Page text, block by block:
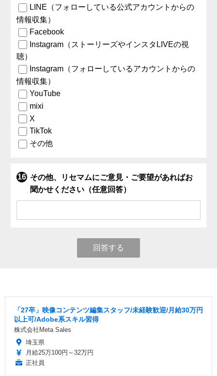
LINE（フォローしている公式アカウントからの
情報収集）
Facebook
Instagram（ストーリーズやインスタLIVEの視
聴）
Instagram（フォローしているアカウントからの
情報収集）
YouTube
mixi
X
TikTok
その他
その他、リセマムにご意見・ご要望があればお
聞かせください（任意回答）
回答する
「27卒」映像コンテンツ編集スタッフ/未経験歓迎/月給30万円
以上可/Adobe系スキル習得
株式会社Meta Sales
埼玉県
月給25万100円～32万円
正社員